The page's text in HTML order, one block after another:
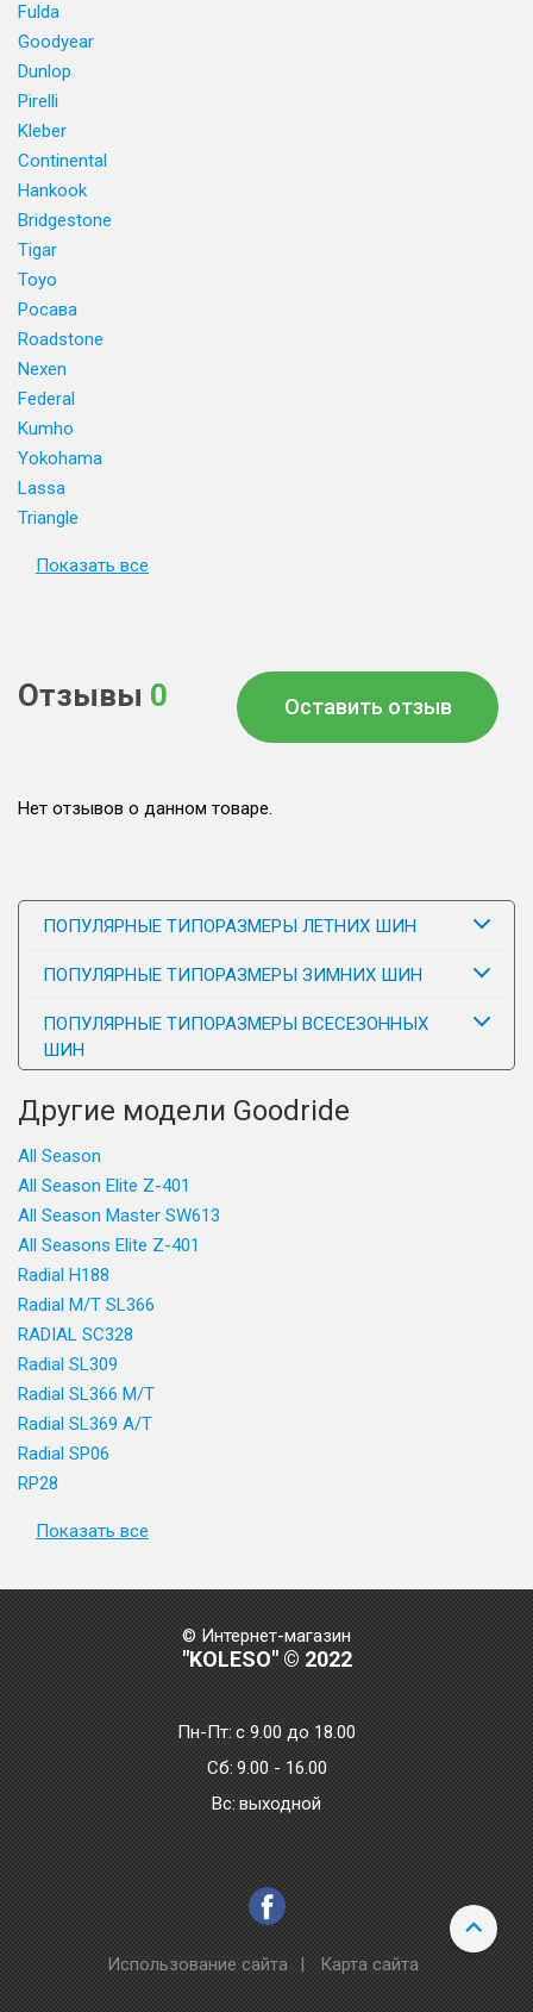
Fulda
Goodyear
Dunlop
Pirelli
Kleber
Continental
Hankook
Bridgestone
Tigar
Toyo
Росава
Roadstone
Nexen
Federal
Kumho
Yokohama
Lassa
Triangle
Показать все
Отзывы 0 Оставить отзыв
Нет отзывов о данном товаре.
ПОПУЛЯРНЫЕ ТИПОРАЗМЕРЫ ЛЕТНИХ ШИН
ПОПУЛЯРНЫЕ ТИПОРАЗМЕРЫ ЗИМНИХ ШИН
ПОПУЛЯРНЫЕ ТИПОРАЗМЕРЫ ВСЕСЕЗОННЫХ
ШИН
Другие модели Goodride
All Season
All Season Elite Z-401
All Season Master SW613
All Seasons Elite Z-401
Radial H188
Radial M/T SL366
RADIAL SC328
Radial SL309
Radial SL366 M/T
Radial SL369 A/T
Radial SP06
RP28
Показать все
© Интернет-магазин
"KOLESO" © 2022
Пн-Пт:с 9.00 до 18.00
Сб: 9.00 - 16.00
Bc: выходной
Использование сайта | Карта сайта